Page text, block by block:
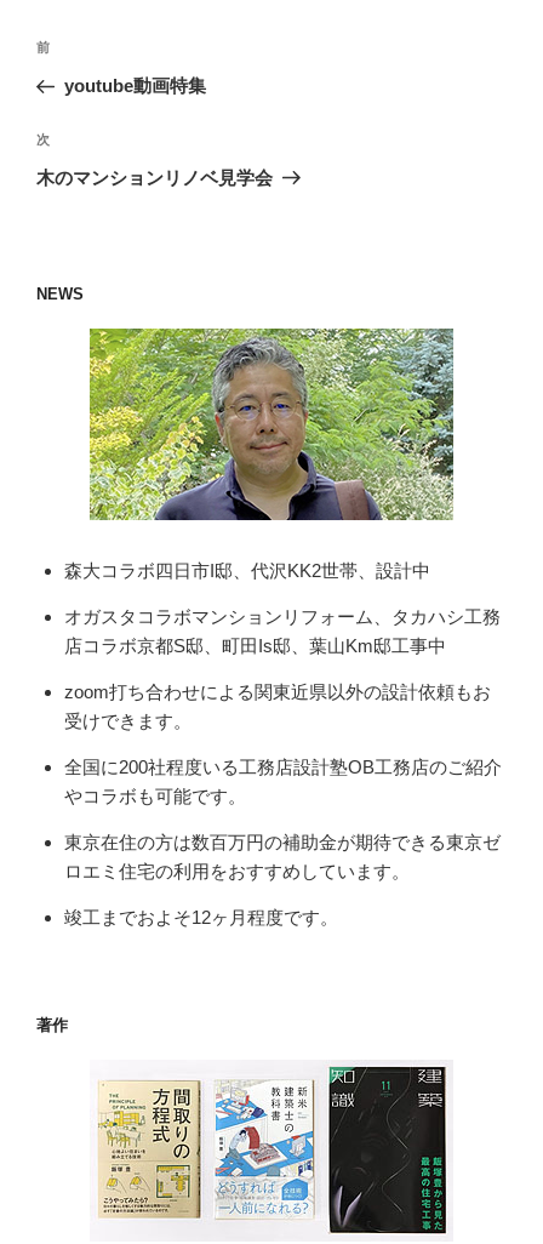
投
ナ
ビ
ゲ
ン
過
去
投
稿
前
youtube動画特集
次
の
次
木のマンションリノベ見学会
NEWS
森大コラボ四日市I邸、代沢KK2世帯、設計中
オガスタコラボマンションリフォーム、タカハシ工務
店コラボ京都S邸、町田Is邸、葉山Km邸工事中
zoom打ち合わせによる関東近県以外の設計依頼もお
受けできます。
全国に200社程度いる工務店設計塾OB工務店のご紹介
やコラボも可能です。
東京在住の方は数百万円の補助金が期待できる東京ゼ
ロエミ住宅の利用をおすすめしています。
竣工までおよそ12ヶ月程度です。
著作